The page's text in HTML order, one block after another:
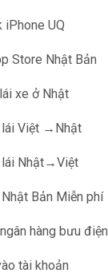
UQ
Store Nhật Bản
xe ở Nhật
Việt →Nhật
Nhật→Việt
Bản Miễn phí
hàng bưu điện
tài khoản